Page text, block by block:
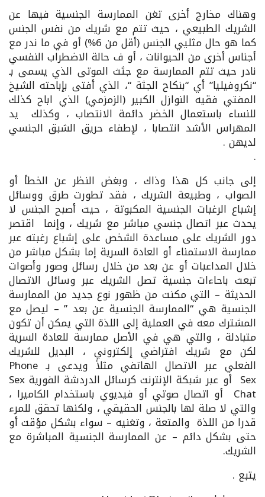
وهناك مخارج أخرى تغن الممارسة الجنسية فيها عن
الشريك الطبيعي ، حيث تتم مع شريك من نفس الجنس
كما هو حال مثليي الجنس (أقل من 6%) أو في ما ندر مع
أجناس أخرى من الحيوانات ، أو ف حالة الاضطراب النفسي
نادر حيث تتم الممارسة مع جثث الموتى الذي يسمى بـ
“نكروفيليا” أي “بنكاح الجثة “، الذي أفتى بإباحته الشيخ
المفتي فقيه النوازل الكبير (الزمزمي) الذي اباح كذلك
للنساء باستعمال الخضر دائمة الانتصاب ، وكذلك يد
المهراس الأشد انتصابا ، لإطفاء حريق الشبق الجنسي
لديهن .
.
إلى جانب كل هذا وذاك ، وبغض النظر عن الخطأ أو
الصواب ، وطبيعة الشريك ، فقد تطورت طرق ووسائل
إشباع الرغبات الجنسية المكبوتة ، حيث أصبح الجنس لا
يحدث عبر اتصال جنسي مباشر مع شريك ، وإنما اقتصر
دور الشريك على مساعدة الشخص على إشباع رغبته عبر
ممارسة الاستمناء أو العادة السرية إما بشكل مباشر من
خلال المداعبات أو عن بعد من خلال رسائل وصور وأصوات
تبعث باحاءات جنسية تصل الشريك عبر وسائل الاتصال
الحديثة – التي مكنت من ظهور نوع جديد من الممارسة
الجنسية هي “الممارسة الجنسية عن بعد ” – ليصل مع
المشترك معه في العملية إلى اللذة التي يمكن أن تكون
متبادلة ، والتي هي في الأصل ممارسة للعادة السرية
لكن مع شريك افتراضي إلكتروني ، البديل للشريك
الفعلي عبر الاتصال الهاتفي مثلاً ويدعى بـ Phone
Sex أو عبر شبكة الإنترنت كرسائل الدردشة الفورية Sex
Chat أو اتصال صوتي أو فيديوي باستخدام الكاميرا ،
والتي لا صلة لها بالجنس الحقيقي ، ولكنها تحقق للمرء
قدرا من اللذة والمتعة ، وتغنيه – سواء بشكل مؤقت أو
حتى بشكل دائم – عن الممارسة الجنسية المباشرة مع
الشريك.
يتبع .